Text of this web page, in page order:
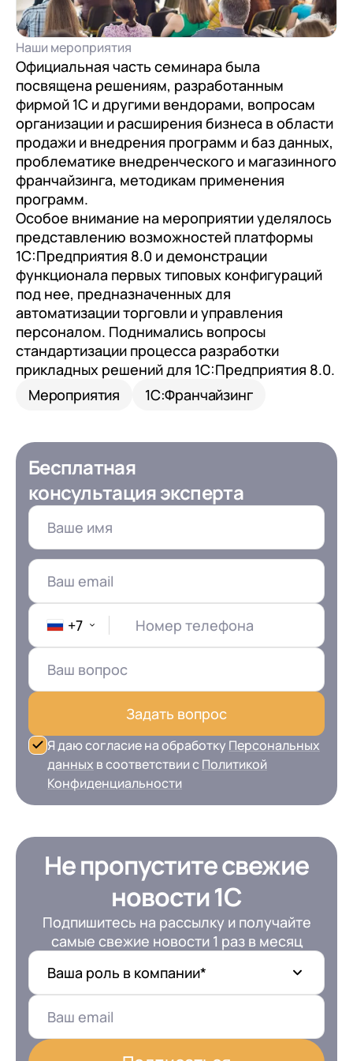
Наши мероприятия
Официальная часть семинара была
посвящена решениям, разработанным
фирмой 1С и другими вендорами, вопросам
организации и расширения бизнеса в области
продажи и внедрения программ и баз данных,
проблематике внедренческого и магазинного
франчайзинга, методикам применения
программ.
Особое внимание на мероприятии уделялось
представлению возможностей платформы
1С:Предприятия 8.0 и демонстрации
функционала первых типовых конфигураций
под нее, предназначенных для
автоматизации торговли и управления
персоналом. Поднимались вопросы
стандартизации процесса разработки
прикладных решений для 1С:Предприятия 8.0.
Мероприятия
1С:Франчайзинг
Бесплатная
консультация эксперта
+7 Номер телефона
Задать вопрос
Я даю согласие на обработку Персональных
данных в соответствии сПолитикой
Конфиденциальности
Не пропустите свежие
новости 1С
Подпишитесь на рассылку и получайте
самые свежие новости 1 раз в месяц
Ваша роль в компании*
Переход с Terrasoft CRM на 1С:CRM или
1С-Битрикс 24
документооборот (КЭДО)
1С:Кабинет сотрудника
Внутренний документооборот (СЭД)
1С:Документооборот 8
Управление финансами (FRP)
1С:Управление холдингом
WA:Финансист
Отраслевые решения
Легкая логистика
Бизнес-аналитика (BI)
1С:Аналитика
Управление взаимоотношениями с
клиентами (CRM)
1С-ЭДО
1С:Контрагент
1С-Отчетность
1С:Фреш
Прочие отрасли
Контакты
Релокация
Грейды
Истории успеха
Отзывы сотрудников